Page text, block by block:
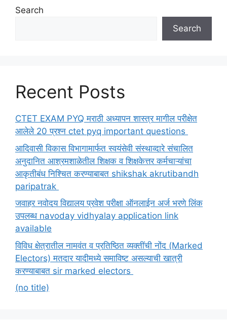
Search
Search
Recent Posts
CTET EXAM PYQ मराठी अध्यापन शास्त्र मागील परीक्षेत
आलेले 20 प्रश्न ctet pyq important questions
आदिवासी विकास विभागामार्फत स्वयंसेवी संस्थाव्दारे संचालित
अनुदानित आश्रमशाळेतील शिक्षक व शिक्षकेत्तर कर्मचाऱ्यांचा
आकृतीबंध निश्चित करण्याबाबत shikshak akrutibandh
paripatrak
जवाहर नवोदय विद्यालय प्रवेश परीक्षा ऑनलाईन अर्ज भरणे लिंक
उपलब्ध navoday vidhyalay application link
available
विविध क्षेत्रातील नामवंत व प्रतिष्ठित व्यक्तींची नोंद (Marked
Electors) मतदार यादीमध्ये समाविष्ट असल्याची खात्री
करण्याबाबत sir marked electors
(no title)